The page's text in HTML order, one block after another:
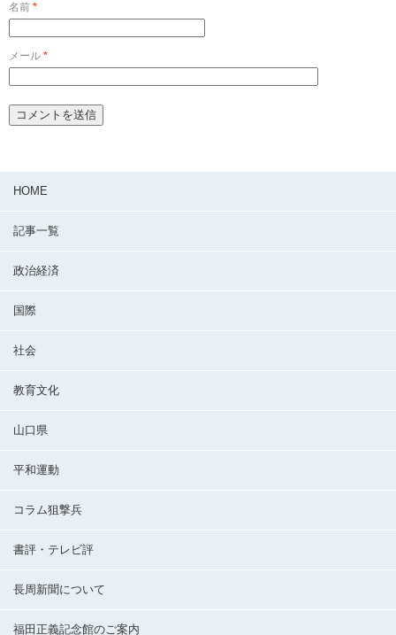
名前 *
メール *
HOME
記事一覧
政治経済
国際
社会
教育文化
山口県
平和運動
コラム狙撃兵
書評・テレビ評
長周新聞について
福田正義記念館のご案内